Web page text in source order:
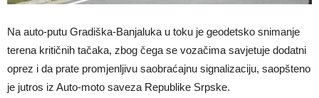
Na auto-putu Gradiška-Banjaluka u toku je geodetsko snimanje
terena kritičnih tačaka, zbog čega se vozačima savjetuje dodatni
oprez i da prate promjenljivu saobraćajnu signalizaciju, saopšteno
je jutros iz Auto-moto saveza Republike Srpske.